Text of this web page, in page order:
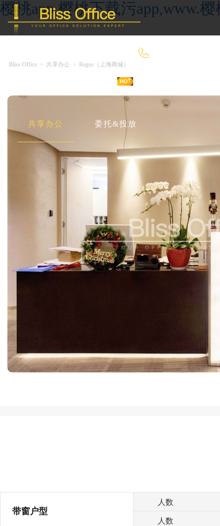
樱桃app,樱桃下载污app,www.
共享办公 委托&投放
Bliss Office > 共享办公 > Regus（上海商城）
带窗户型
人数
人数